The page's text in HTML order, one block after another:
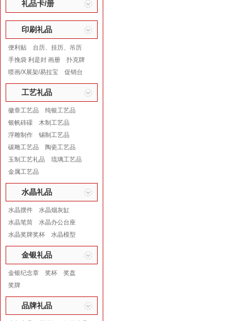
礼品卡/册
印刷礼品
便利贴
台历、挂历、吊历
手挽袋 利是封 画册
扑克牌
喷画/X展架/易拉宝
促销台
工艺礼品
徽章工艺品
纯银工艺品
银帆砗磲
木制工艺品
浮雕制作
锡制工艺品
碳雕工艺品
陶瓷工艺品
玉制工艺礼品
琉璃工艺品
金属工艺品
水晶礼品
水晶摆件
水晶烟灰缸
水晶笔筒
水晶办公台座
水晶奖牌奖杯
水晶模型
金银礼品
金银纪念章 奖杯
奖盘
奖牌
品牌礼品